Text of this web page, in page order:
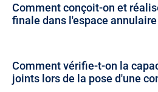
Comment conçoit-on et
finale dans l'espace
Comment vérifie-t-on la
joints lors de la pose d'une